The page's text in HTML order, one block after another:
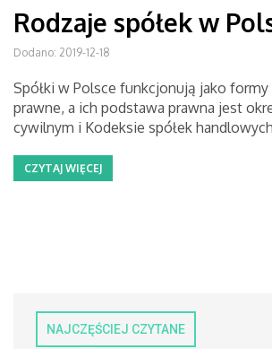
Rodzaje spółek w
Dodano: 2019-12-18
Spółki w Polsce funkcjonują jako
prawne, a ich podstawa prawna jest
cywilnym i Kodeksie spółek
CZYTAJ WIĘCEJ
NAJCZĘŚCIEJ CZYTANE